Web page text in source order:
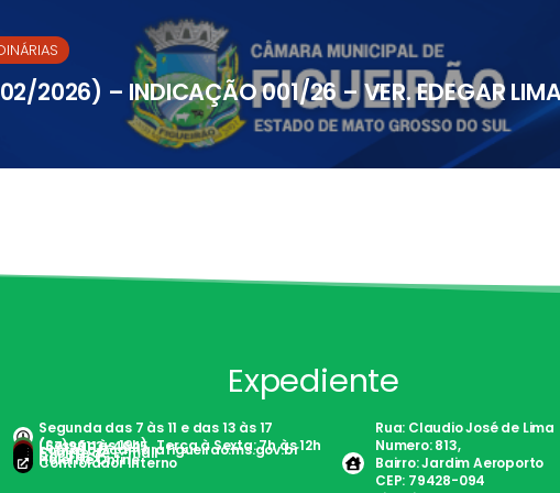
2026) – INDICAÇÃO 001/26 – VER. EDEGAR
Expediente
Segunda das 7 às 11 e das 13 às 17
(Sessão às 19h) . Terça à Sexta: 7h às 12h
(67)98113-4645
contato@camarafigueirao.ms.gov.br
Cliente de E-mail
Doc Fácil
Holerite Online
Controlador Interno
Rua: Claudio José de Lima
Numero: 813,
Bairro: Jardim Aeroporto
CEP: 79428-094